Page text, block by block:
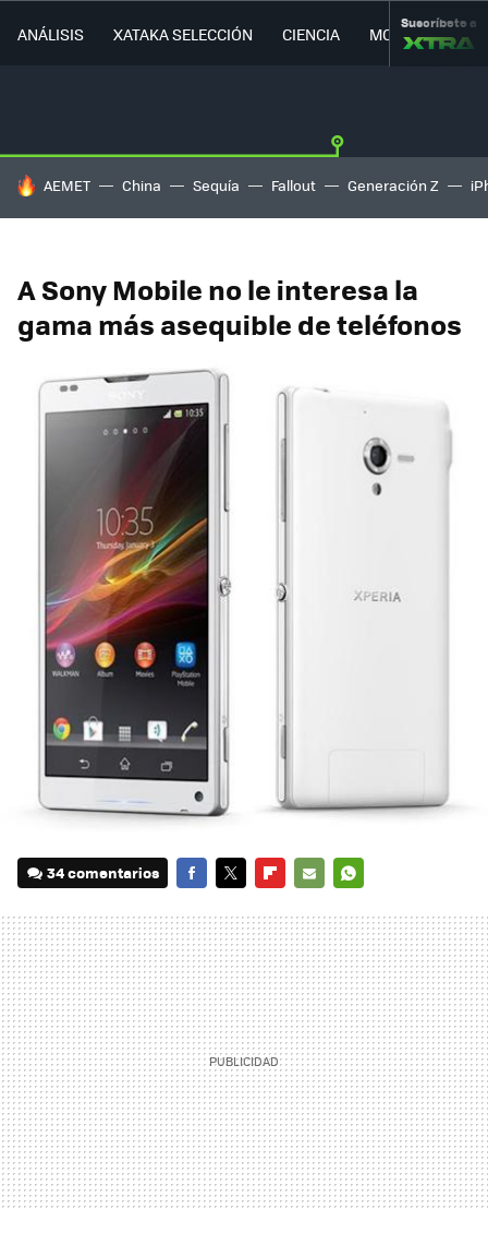
ANÁLISIS XATAKA SELECCIÓN CIENCIA MOVILIDAD
Suscríbete a
HOY SE HABLA DE
AEMET China Sequía Fallout Generación Z
A Sony Mobile no le interesa la
gama más asequible de teléfonos
34 comentarios
MAIL